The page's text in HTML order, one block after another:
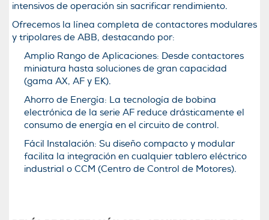
intensivos de operación sin sacrificar rendimiento.
Ofrecemos la línea completa de contactores modulares
y tripolares de ABB, destacando por:
Amplio Rango de Aplicaciones: Desde contactores
miniatura hasta soluciones de gran capacidad
(gama AX, AF y EK).
Ahorro de Energía: La tecnología de bobina
electrónica de la serie AF reduce drásticamente el
consumo de energía en el circuito de control.
Fácil Instalación: Su diseño compacto y modular
facilita la integración en cualquier tablero eléctrico
industrial o CCM (Centro de Control de Motores).